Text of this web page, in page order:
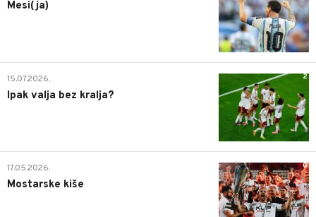
Mesi(ja)
2
15.07.2026.
Ipak valja bez kralja?
0
17.05.2026.
Mostarske kiše